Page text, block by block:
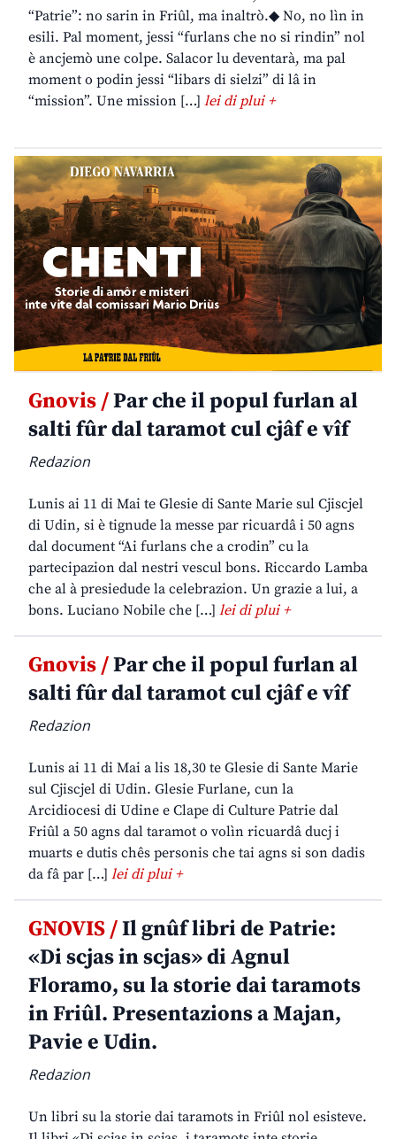
“Patrie”: no sarin in Friûl, ma inaltrò.◆ No, no lìn in
esili. Pal moment, jessi “furlans che no si rindin” nol
è ancjemò une colpe. Salacor lu deventarà, ma pal
moment o podin jessi “libars di sielzi” di lâ in
“mission”. Une mission […] lei di plui +
Gnovis /Par che il popul furlan al
salti fûr dal taramot cul cjâf e vîf
Redazion
Lunis ai 11 di Mai te Glesie di Sante Marie sul Cjiscjel
di Udin, si è tignude la messe par ricuardâ i 50 agns
dal document “Ai furlans che a crodin” cu la
partecipazion dal nestri vescul bons. Riccardo Lamba
che al à presiedude la celebrazion. Un grazie a lui, a
bons. Luciano Nobile che […] lei di plui +
Gnovis /Par che il popul furlan al
salti fûr dal taramot cul cjâf e vîf
Redazion
Lunis ai 11 di Mai a lis 18,30 te Glesie di Sante Marie
sul Cjiscjel di Udin. Glesie Furlane, cun la
Arcidiocesi di Udine e Clape di Culture Patrie dal
Friûl a 50 agns dal taramot o volìn ricuardâ ducj i
muarts e dutis chês personis che tai agns si son dadis
da fâ par […] lei di plui +
GNOVIS /Il gnûf libri de Patrie:
«Di scjas in scjas» di Agnul
Floramo, su la storie dai taramots
in Friûl. Presentazions a Majan,
Pavie e Udin.
Redazion
Un libri su la storie dai taramots in Friûl nol esisteve.